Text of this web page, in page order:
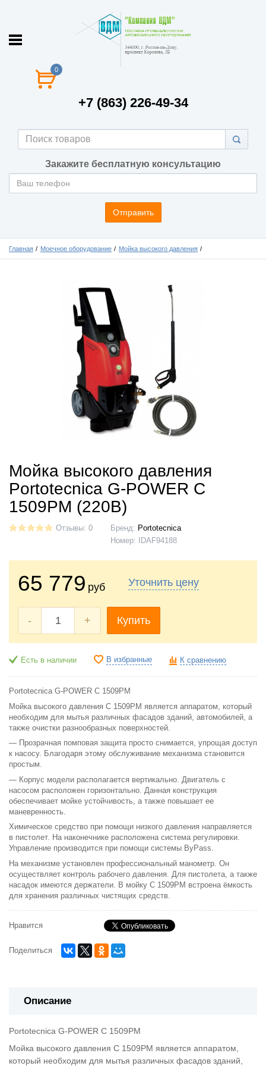
0
+7 (863) 226-49-34
Закажите бесплатную консультацию
Отправить
Главная Моечное оборудование Мойка высокого давления
Мойка высокого давления
Portotecnica G-POWER C
1509PM (220В)
Отзывы: 0 Бренд: Portotecnica
Номер:
IDAF94188
65 779 руб
- + Купить
Уточнить цену
Есть в наличии В избранные К сравнению
Portotecnica G-POWER C 1509PM
Мойка высокого давления C 1509PM является аппаратом, который
необходим для мытья различных фасадов зданий, автомобилей, а
также очистки разнообразных поверхностей.
— Прозрачная помповая защита просто снимается, упрощая доступ
к насосу. Благодаря этому обслуживание механизма становится
простым.
— Корпус модели располагается вертикально. Двигатель с
насосом расположен горизонтально. Данная конструкция
обеспечивает мойке устойчивость, а также повышает ее
маневренность.
Химическое средство при помощи низкого давления направляется
в пистолет. На наконечнике расположена система регулировки.
Управление производится при помощи системы ByPass.
На механизме установлен профессиональный манометр. Он
осуществляет контроль рабочего давления. Для пистолета, а также
насадок имеются держатели. В мойку C 1509PM встроена ёмкость
для хранения различных чистящих средств.
Нравится
Поделиться
Описание
Portotecnica G-POWER C 1509PM
Мойка высокого давления C 1509PM является аппаратом,
который необходим для мытья различных фасадов зданий,